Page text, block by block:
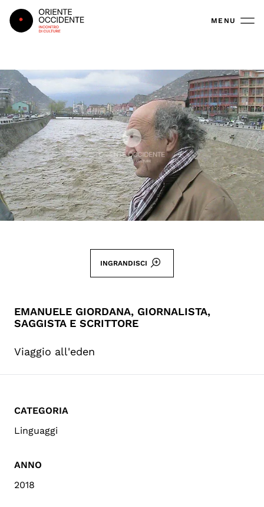
Oriente Occidente MENU
INGRANDISCI
EMANUELE GIORDANA, GIORNALISTA,
SAGGISTA E SCRITTORE
Viaggio all'eden
CATEGORIA
Linguaggi
ANNO
2018